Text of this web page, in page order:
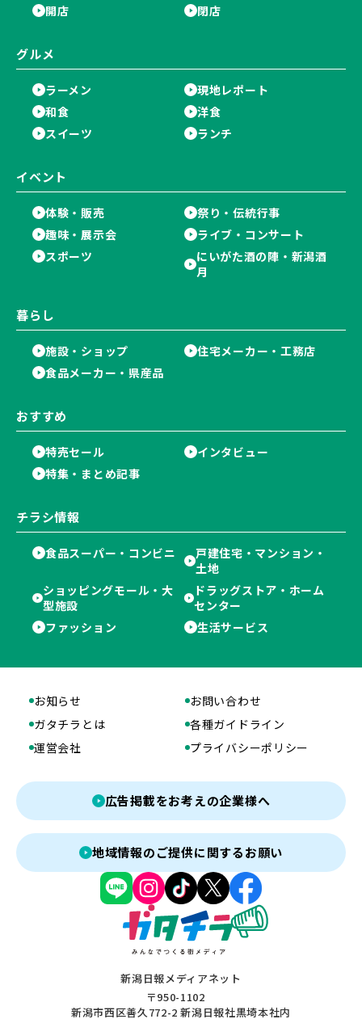
開店 閉店
グルメ
ラーメン
現地レポート
和食
洋食
スイーツ
ランチ
イベント
体験・販売
祭り・伝統行事
趣味・展示会
ライブ・コンサート
スポーツ
にいがた酒の陣・新潟酒
月
暮らし
施設・ショップ
住宅メーカー・工務店
食品メーカー・県産品
おすすめ
特売セール
インタビュー
特集・まとめ記事
チラシ情報
食品スーパー・コンビニ
戸建住宅・マンション・
土地
ショッピングモール・大
型施設
ドラッグストア・ホーム
センター
ファッション
生活サービス
新潟日報メディアネット
〒950-1102
新潟市西区善久772-2 新潟日報社黒埼本社内
お知らせ
お問い合わせ
ガタチラとは
各種ガイドライン
運営会社
プライバシーポリシー
広告掲載をお考えの企業様へ
地域情報のご提供に関するお願い